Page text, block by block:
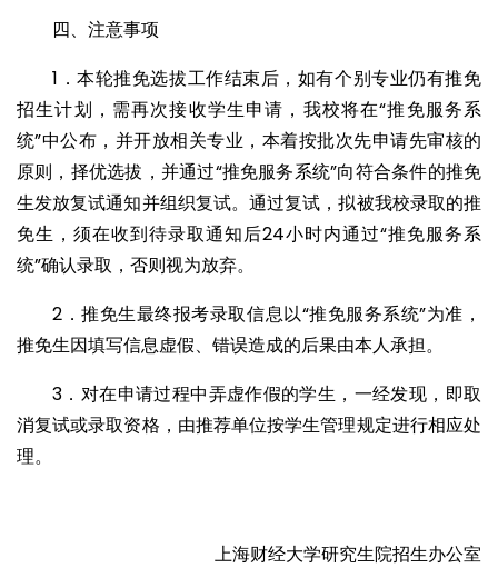
四、注意事项
1．本轮推免选拔工作结束后，如有个别专业仍有推免
招生计划，需再次接收学生申请，我校将在“推免服务系
统”中公布，并开放相关专业，本着按批次先申请先审核的
原则，择优选拔，并通过“推免服务系统”向符合条件的推免
生发放复试通知并组织复试。通过复试，拟被我校录取的推
免生，须在收到待录取通知后24小时内通过“推免服务系
统”确认录取，否则视为放弃。
2．推免生最终报考录取信息以“推免服务系统”为准，
推免生因填写信息虚假、错误造成的后果由本人承担。
3．对在申请过程中弄虚作假的学生，一经发现，即取
消复试或录取资格，由推荐单位按学生管理规定进行相应处
理。
上海财经大学研究生院招生办公室